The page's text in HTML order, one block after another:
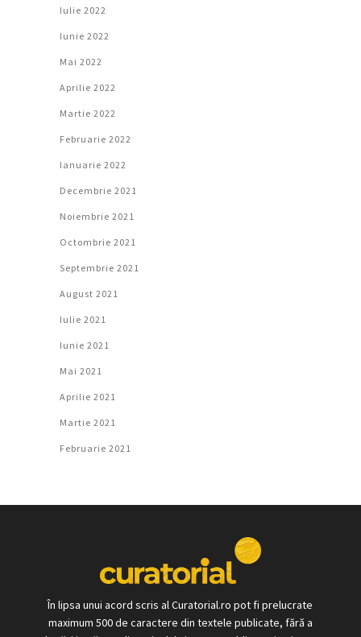
Iulie 2022
Iunie 2022
Mai 2022
Aprilie 2022
Martie 2022
Februarie 2022
Ianuarie 2022
Decembrie 2021
Noiembrie 2021
Octombrie 2021
Septembrie 2021
August 2021
Iulie 2021
Iunie 2021
Mai 2021
Aprilie 2021
Martie 2021
Februarie 2021
În lipsa unui acord scris al Curatorial.ro pot fi prelucrate
maximum 500 de caractere din textele publicate, fără a